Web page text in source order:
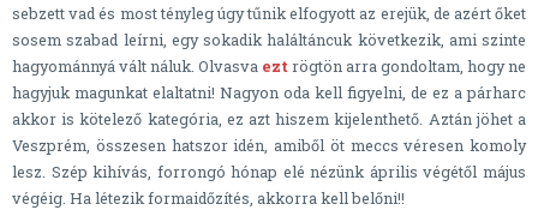
sebzett vad és most tényleg úgy tűnik elfogyott az erejük, de azért őket
sosem szabad leírni, egy sokadik haláltáncuk következik, ami szinte
hagyománnyá vált náluk. Olvasva ezt rögtön arra gondoltam, hogy ne
hagyjuk magunkat elaltatni! Nagyon oda kell figyelni, de ez a párharc
akkor is kötelező kategória, ez azt hiszem kijelenthető. Aztán jöhet a
Veszprém, összesen hatszor idén, amiből öt meccs véresen komoly
lesz. Szép kihívás, forrongó hónap elé nézünk április végétől május
végéig. Ha létezik formaidőzítés, akkorra kell belőni!!